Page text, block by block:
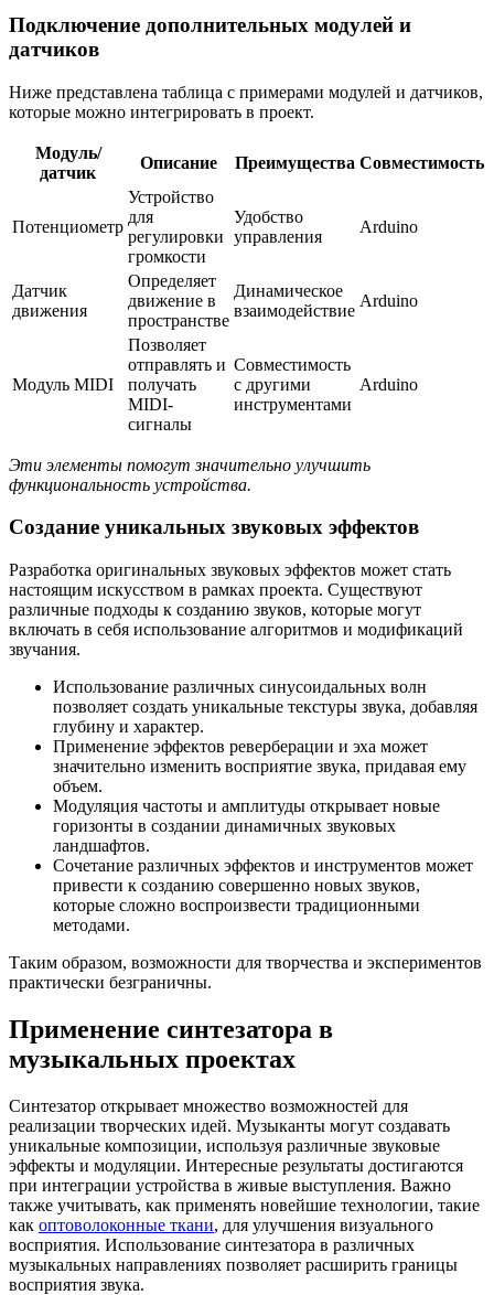
Подключение дополнительных модулей и
датчиков
Ниже представлена таблица с примерами модулей и датчиков,
которые можно интегрировать в проект.
Модуль/
датчик
Описание Преимущества Совместимость
Потенциометр
Устройство
для
регулировки
громкости
Удобство
управления
Arduino
Датчик
движения
Определяет
движение в
пространстве
Динамическое
взаимодействие
Arduino
Модуль MIDI
Позволяет
отправлять и
получать
MIDI-
сигналы
Совместимость
с другими
инструментами
Arduino
Эти элементы помогут значительно улучшить
функциональность устройства.
Создание уникальных звуковых эффектов
Разработка оригинальных звуковых эффектов может стать
настоящим искусством в рамках проекта. Существуют
различные подходы к созданию звуков, которые могут
включать в себя использование алгоритмов и модификаций
звучания.
Использование различных синусоидальных волн
позволяет создать уникальные текстуры звука, добавляя
глубину и характер.
Применение эффектов реверберации и эха может
значительно изменить восприятие звука, придавая ему
объем.
Модуляция частоты и амплитуды открывает новые
горизонты в создании динамичных звуковых
ландшафтов.
Сочетание различных эффектов и инструментов может
привести к созданию совершенно новых звуков,
которые сложно воспроизвести традиционными
методами.
Таким образом, возможности для творчества и экспериментов
практически безграничны.
Применение синтезатора в
музыкальных проектах
Синтезатор открывает множество возможностей для
реализации творческих идей. Музыканты могут создавать
уникальные композиции, используя различные звуковые
эффекты и модуляции. Интересные результаты достигаются
при интеграции устройства в живые выступления. Важно
также учитывать, как применять новейшие технологии, такие
как оптоволоконные ткани, для улучшения визуального
восприятия. Использование синтезатора в различных
музыкальных направлениях позволяет расширить границы
восприятия звука.